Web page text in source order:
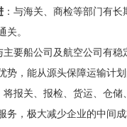
：与海关、商检等部门有长
关。
主要船公司及航空公司有稳
势，能从源头保障运输计划
将报关、报检、货运、仓储
务，极大减少企业的中间成